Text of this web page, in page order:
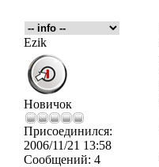
Ezik
Новичок
Присоединился:
2006/11/21 13:58
Сообщений: 4